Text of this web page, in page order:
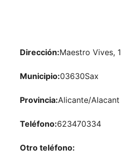
Dirección:Maestro Vives, 1
Municipio:03630Sax
Provincia:Alicante/Alacant
Teléfono:623470334
Otro teléfono: